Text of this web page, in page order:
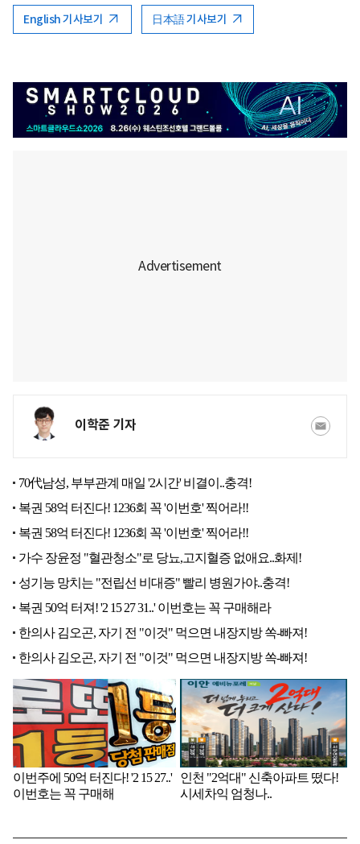
English 기사보기 日本語 기사보기
이학준 기자